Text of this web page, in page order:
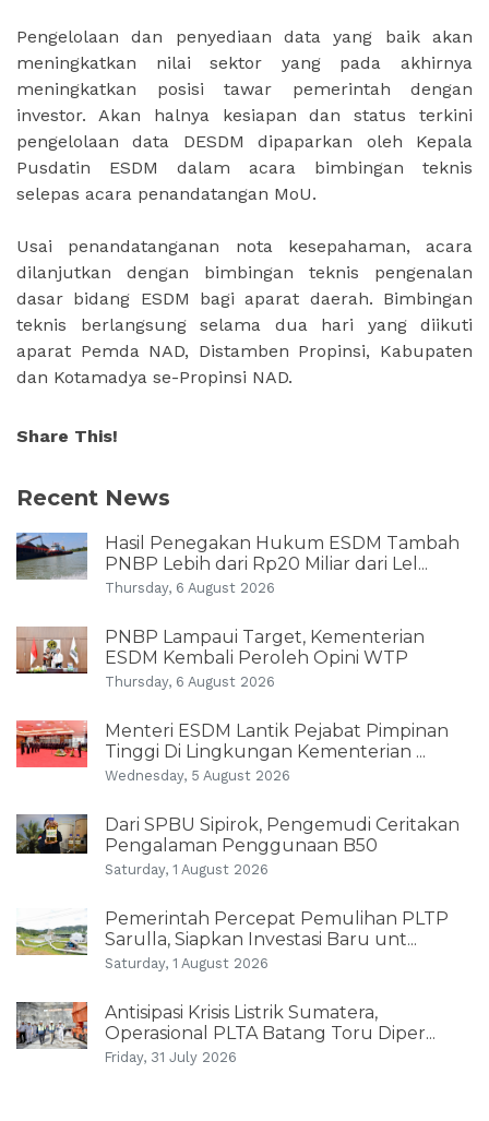
Pengelolaan dan penyediaan data yang baik akan
meningkatkan nilai sektor yang pada akhirnya
meningkatkan posisi tawar pemerintah dengan
investor. Akan halnya kesiapan dan status terkini
pengelolaan data DESDM dipaparkan oleh Kepala
Pusdatin ESDM dalam acara bimbingan teknis
selepas acara penandatangan MoU.
Usai penandatanganan nota kesepahaman, acara
dilanjutkan dengan bimbingan teknis pengenalan
dasar bidang ESDM bagi aparat daerah. Bimbingan
teknis berlangsung selama dua hari yang diikuti
aparat Pemda NAD, Distamben Propinsi, Kabupaten
dan Kotamadya se-Propinsi NAD.
Share This!
Recent News
Hasil Penegakan Hukum ESDM Tambah
PNBP Lebih dari Rp20 Miliar dari Lel...
Thursday, 6 August 2026
PNBP Lampaui Target, Kementerian
ESDM Kembali Peroleh Opini WTP
Thursday, 6 August 2026
Menteri ESDM Lantik Pejabat Pimpinan
Tinggi Di Lingkungan Kementerian ...
Wednesday, 5 August 2026
Dari SPBU Sipirok, Pengemudi Ceritakan
Pengalaman Penggunaan B50
Saturday, 1 August 2026
Pemerintah Percepat Pemulihan PLTP
Sarulla, Siapkan Investasi Baru unt...
Saturday, 1 August 2026
Antisipasi Krisis Listrik Sumatera,
Operasional PLTA Batang Toru Diper...
Friday, 31 July 2026